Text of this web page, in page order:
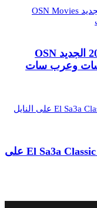
تردد قناة أو إس إن موفيز مهرجان 2026 الجديد OSN
تردد قناة الساعة كلاسيك 2026 الجديد El Sa3a Classic على